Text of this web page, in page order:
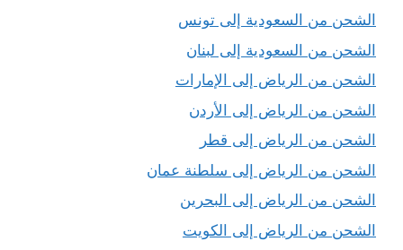
الشحن من السعودية إلى تونس
الشحن من السعودية إلى لبنان
الشحن من الرياض إلى الإمارات
الشحن من الرياض إلى الأردن
الشحن من الرياض إلى قطر
الشحن من الرياض إلى سلطنة عمان
الشحن من الرياض إلى البحرين
الشحن من الرياض إلى الكويت